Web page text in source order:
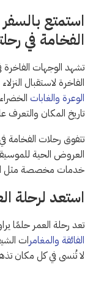
استمتع
الفخامة في
الفاخرة لاستقبال
الوعرة والغابات
تاريخ المكان والتعرف
العروض الحية
خدمات مخصصة مثل
استعد لرحلة
تعد رحلة العمر حلمًا
الفائقة والمغامرات
لا تُنسى في كل مكان